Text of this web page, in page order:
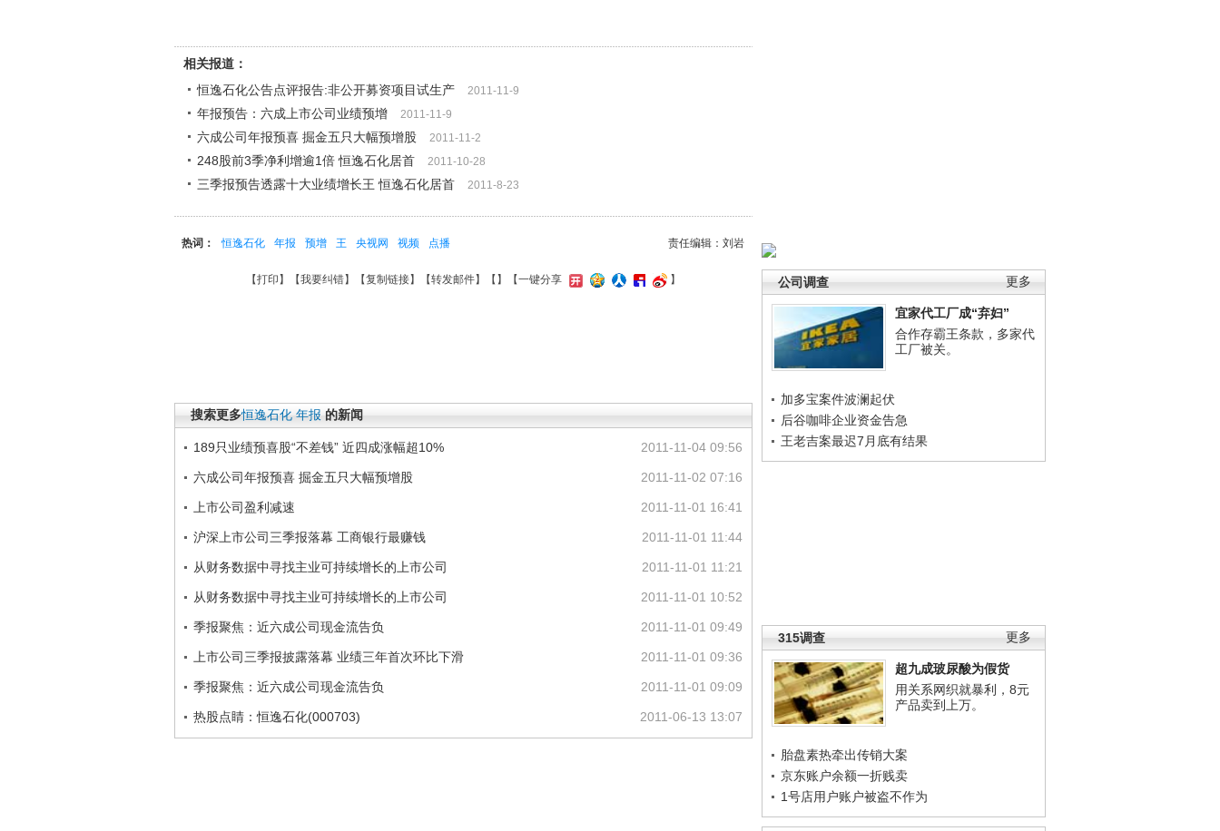
更多
公司调查
宜家代工厂成“弃妇”
合作存霸王条款，多家代
工厂被关。
加多宝案件波澜起伏
后谷咖啡企业资金告急
王老吉案最迟7月底有结果
更多
315调查
超九成玻尿酸为假货
用关系网织就暴利，8元
产品卖到上万。
胎盘素热牵出传销大案
京东账户余额一折贱卖
1号店用户账户被盗不作为
相关报道：
恒逸石化公告点评报告:非公开募资项目试生产
2011-11-9
年报预告：六成上市公司业绩预增 2011-11-9
六成公司年报预喜 掘金五只大幅预增股 2011-11-2
248股前3季净利增逾1倍 恒逸石化居首 2011-10-28
三季报预告透露十大业绩增长王 恒逸石化居首 2011-8-23
责任编辑：刘岩
热词： 恒逸石化 年报 预增 王 央视网 视频 点播
【打印 】【我要纠错】【复制链接】【转发邮件】【 】 【一键分享 】
搜索更多恒逸石化 年报 的新闻
2011-11-04 09:56
189只业绩预喜股“不差钱” 近四成涨幅超10%
2011-11-02 07:16
六成公司年报预喜 掘金五只大幅预增股
2011-11-01 16:41
上市公司盈利减速
2011-11-01 11:44
沪深上市公司三季报落幕 工商银行最赚钱
2011-11-01 11:21
从财务数据中寻找主业可持续增长的上市公司
2011-11-01 10:52
从财务数据中寻找主业可持续增长的上市公司
2011-11-01 09:49
季报聚焦：近六成公司现金流告负
2011-11-01 09:36
上市公司三季报披露落幕 业绩三年首次环比下滑
2011-11-01 09:09
季报聚焦：近六成公司现金流告负
2011-06-13 13:07
热股点睛：恒逸石化(000703)